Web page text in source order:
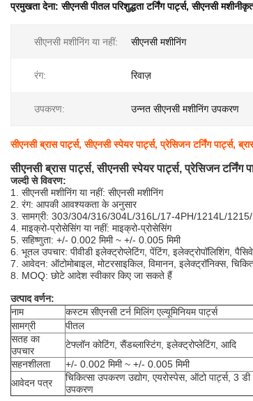
प्रमुखता देना:सीएनसी पीतल परिशुद्धता टर्निंग पार्ट्स,सीएनसी
सीएनसी मशीनिंग या नहीं: सीएनसी मशीनिंग
रंग: रिवाज़
उपकरण: उन्नत सीएनसी मशीनिंग उपकरण
सीएनसी ब्रास पार्ट्स, सीएनसी स्पेयर पार्ट्स, प्रेसिजन टर्निंग पार्ट्स,
सीएनसी ब्रास पार्ट्स, सीएनसी स्पेयर पार्ट्स, प्रेसिजन टर्निंग
जल्दी से विवरण:
1. सीएनसी मशीनिंग या नहीं: सीएनसी मशीनिंग
2. रंग: आपकी आवश्यकता के अनुसार
3. सामग्री: 303/304/316/304L/316L/17-4PH/1214L/
4. माइक्रो-प्रोसेसिंग या नहीं: माइक्रो-प्रोसेसिंग
5. सहिष्णुता: +/- 0.002 मिमी ~ +/- 0.005 मिमी
6. भूतल उपचार: पीवीडी इलेक्ट्रोप्लेटिंग, पेंटिंग, इलेक्ट्रोपॉलिशिंग,
7. आवेदन: ऑटोमोबाइल, मोटरसाइकिल, विमानन, इलेक्ट्रॉनिक्स,
8. MOQ: छोटे आदेश स्वीकार किए जा सकते हैं
उत्पाद वर्णन:
नाम
कस्टम सीएनसी टर्न मिलिंग एल्यूमिनियम पार्ट्स
सामग्री
पीतल
सतह का
उपचार
टेफ्लॉन कोटिंग, सैंडब्लास्टिंग, इलेक्ट्रोप्लेटिंग, आदि
सहनशीलता
+/- 0.002 मिमी ~ +/- 0.005 मिमी
आवेदन पत्र
चिकित्सा उपकरण उद्योग, एयरोस्पेस, ऑटो पार्ट्स, 3
उपकरण